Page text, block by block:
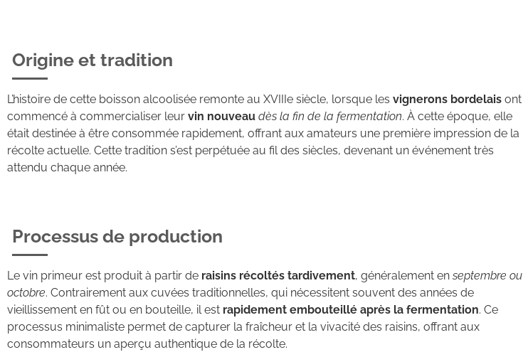
Origine et tradition
L’histoire de cette boisson alcoolisée remonte au XVIIIe siècle, lorsque les vignerons bordelais ont
commencé à commercialiser leur vin nouveau dès la fin de la fermentation. À cette époque, elle
était destinée à être consommée rapidement, offrant aux amateurs une première impression de la
récolte actuelle. Cette tradition s’est perpétuée au fil des siècles, devenant un événement très
attendu chaque année.
Processus de production
Le vin primeur est produit à partir de raisins récoltés tardivement, généralement en septembre ou
octobre. Contrairement aux cuvées traditionnelles, qui nécessitent souvent des années de
vieillissement en fût ou en bouteille, il est rapidement embouteillé après la fermentation. Ce
processus minimaliste permet de capturer la fraîcheur et la vivacité des raisins, offrant aux
consommateurs un aperçu authentique de la récolte.